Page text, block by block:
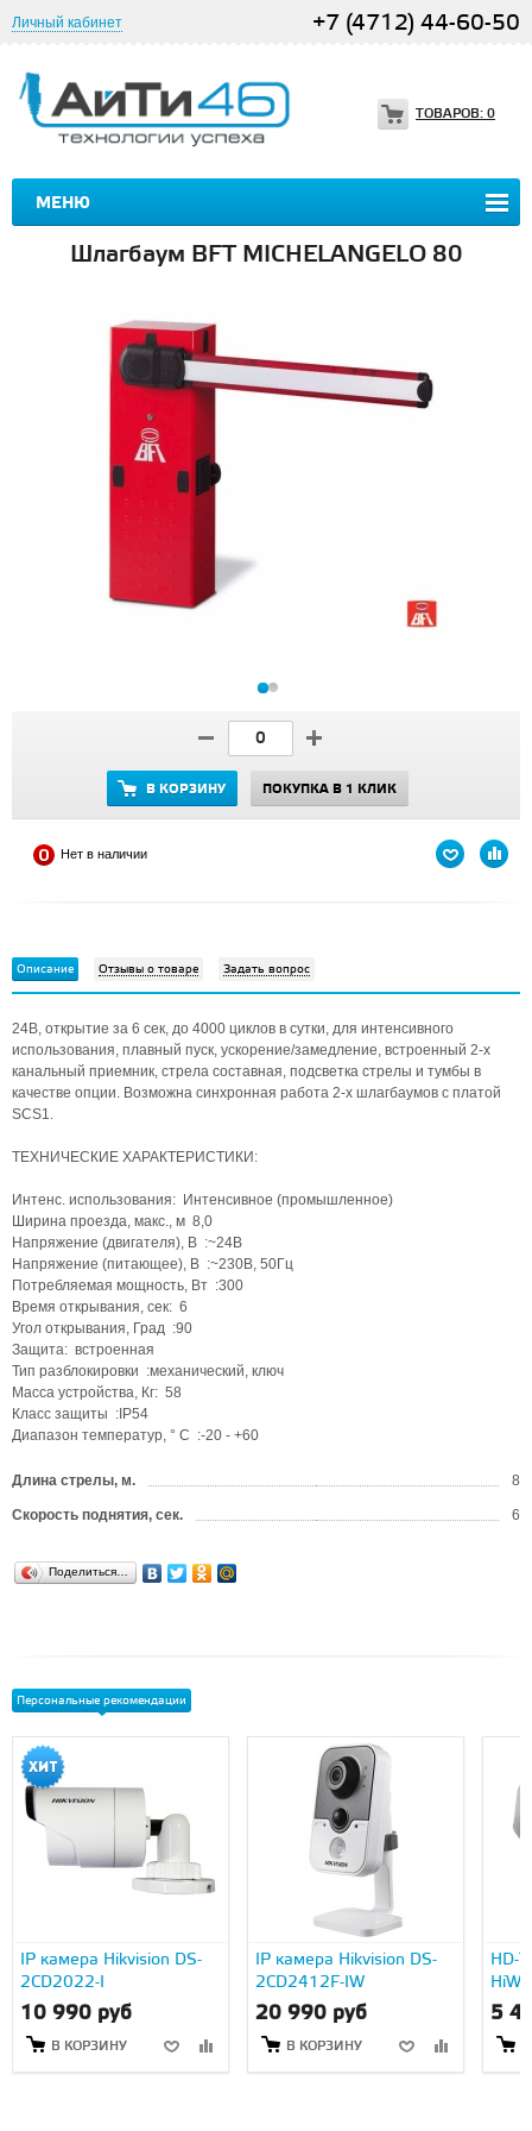
Личный кабинет +7 (4712) 44-60-50
МЕНЮ
ТОВАРОВ: 0
Шлагбаум BFT MICHELANGELO 80
В КОРЗИНУ ПОКУПКА В 1 КЛИК
Нет в наличии
Описание Отзывы о товаре Задать вопрос
24В, открытие за 6 сек, до 4000 циклов в сутки, для интенсивного
использования, плавный пуск, ускорение/замедление, встроенный 2-х
канальный приемник, стрела составная, подсветка стрелы и тумбы в
качестве опции. Возможна синхронная работа 2-х шлагбаумов с платой
SCS1.
ТЕХНИЧЕСКИЕ ХАРАКТЕРИСТИКИ:
Интенс. использования: Интенсивное (промышленное)
Ширина проезда, макс., м 8,0
Напряжение (двигателя), В :~24В
Напряжение (питающее), В :~230В, 50Гц
Потребляемая мощность, Вт :300
Время открывания, сек: 6
Угол открывания, Град :90
Защита: встроенная
Тип разблокировки :механический, ключ
Масса устройства, Кг: 58
Класс защиты :IP54
Диапазон температур, ° C :-20 - +60
Длина стрелы, м. 8
Скорость поднятия, сек. 6
Поделиться…
Персональные рекомендации
IP камера Hikvision DS-
2CD2022-I
10 990 руб
В КОРЗИНУ
IP камера Hikvision DS-
2CD2412F-IW
20 990 руб
В КОРЗИНУ
HD-
5